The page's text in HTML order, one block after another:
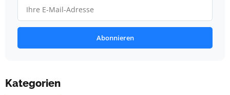
Abonnieren
Kategorien